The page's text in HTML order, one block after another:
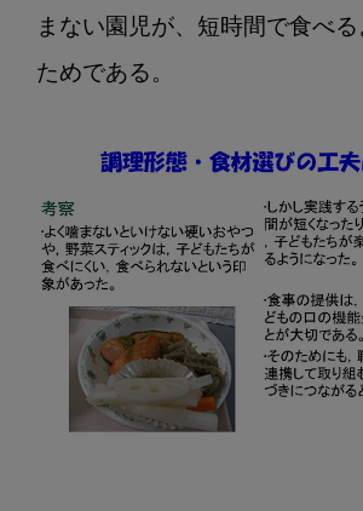
まない園児が、短時間で食べ
ためである。